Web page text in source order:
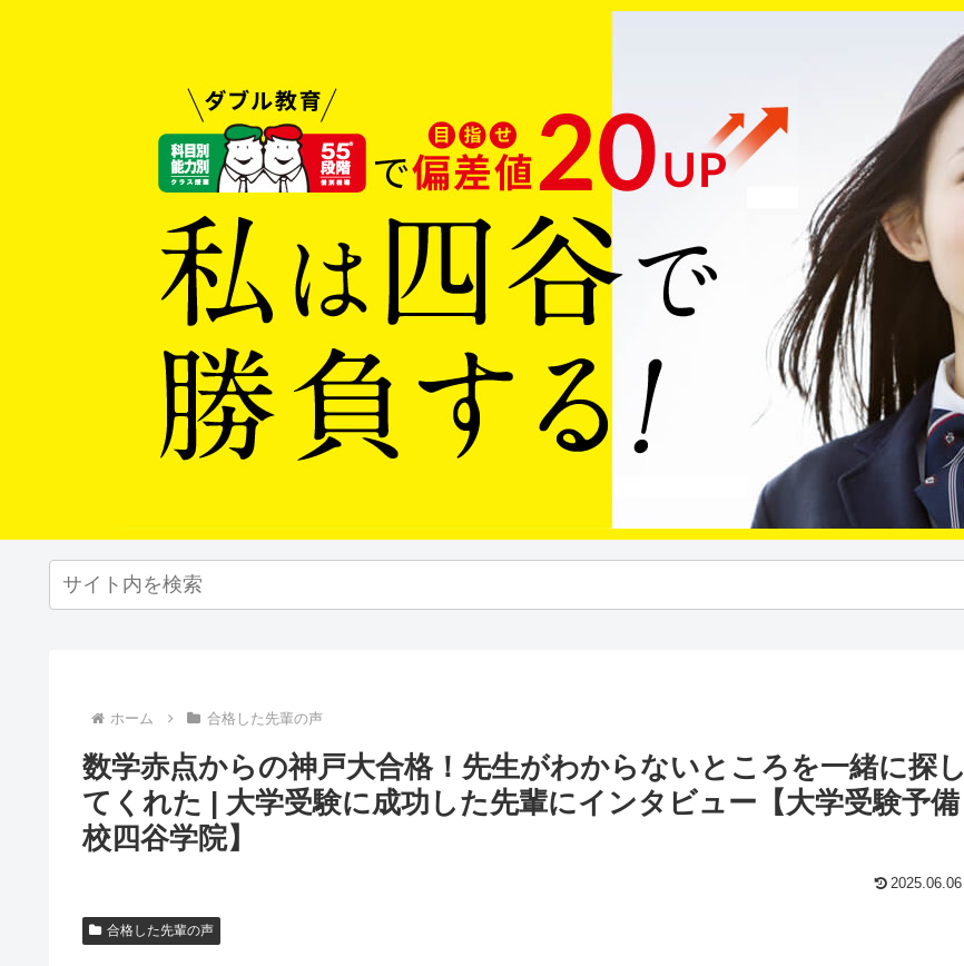
ホーム 合格した先輩の声
数学赤点からの神戸大合格！先生がわからないところを一緒に探し
てくれた | 大学受験に成功した先輩にインタビュー【大学受験予備
校四谷学院】
2025.06.06
合格した先輩の声